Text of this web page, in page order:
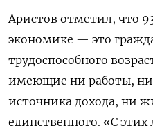
Аристов отметил, что
экономике — это
трудоспособного
имеющие ни работы,
источника дохода, ни
единственного. «С